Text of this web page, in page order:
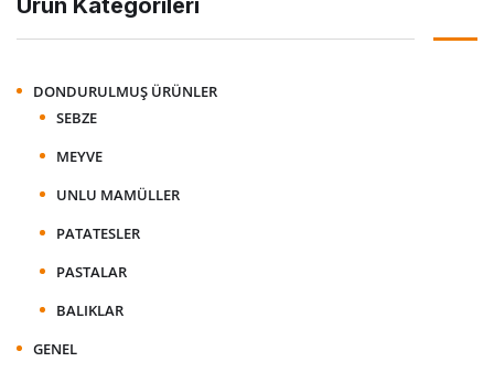
DONDURULMUŞ ÜRÜNLER
SEBZE
MEYVE
UNLU MAMÜLLER
PATATESLER
PASTALAR
BALIKLAR
GENEL